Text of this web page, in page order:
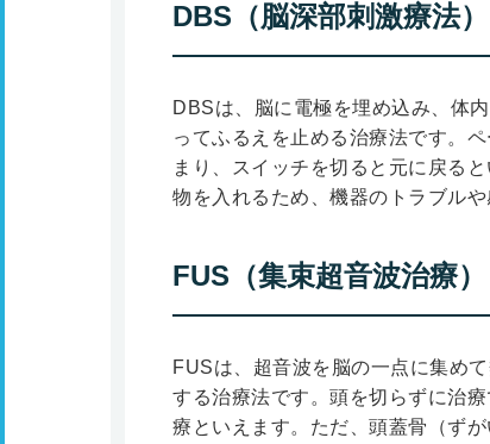
DBS（脳深部刺激療法）
DBSは、脳に電極を埋め込み、体
ってふるえを止める治療法です。
まり、スイッチを切ると元に戻る
物を入れるため、機器のトラブル
FUS（集束超音波治療）
FUSは、超音波を脳の一点に集め
する治療法です。頭を切らずに治
療といえます。ただ、頭蓋骨（ず